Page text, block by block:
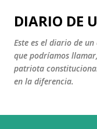
Ir
DIARIO DE
Este es el diario de
que podríamos
patriota
en la diferencia.